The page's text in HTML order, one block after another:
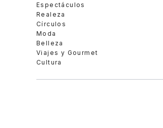
Espectáculos
Realeza
Círculos
Moda
Belleza
Viajes y Gourmet
Cultura